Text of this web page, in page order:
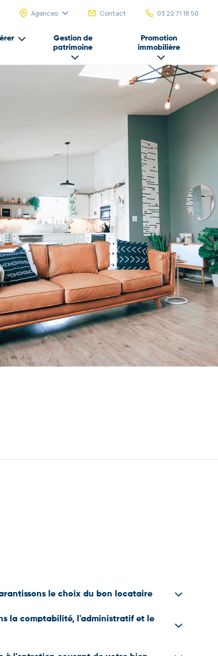
Agences Contact 03 22 71 18 50
Gestion de
patrimoine
Promotion
immobilière
le choix du bon locataire
est une priorité. Nous rencontrons les locataires et
pour présélectionner les plus pertinents. Ensuite,
délivre un certificat d’agrément attestant leurs
la comptabilité, l'administratif et le
le locataire, notre gestionnaire gère pour vous la